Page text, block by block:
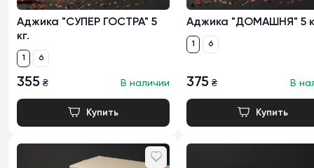
Аджика "СУПЕР ГОСТРА" 5
кг.
1 6
355 ₴ В наличии
Аджика "ДОМАШНЯ" 5
1 6
375 ₴ В